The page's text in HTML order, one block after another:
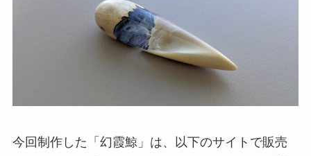
今回制作した「幻霞鯨」は、以下のサイトで販売